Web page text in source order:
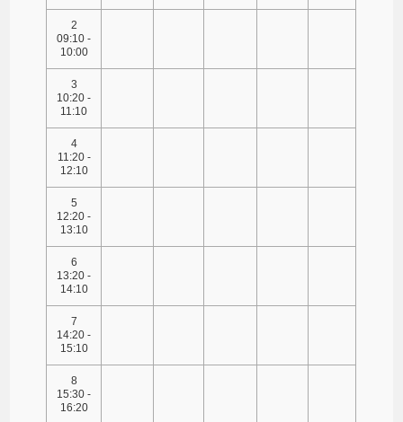
2
09:10 -
10:00
3
10:20 -
11:10
4
11:20 -
12:10
5
12:20 -
13:10
6
13:20 -
14:10
7
14:20 -
15:10
8
15:30 -
16:20